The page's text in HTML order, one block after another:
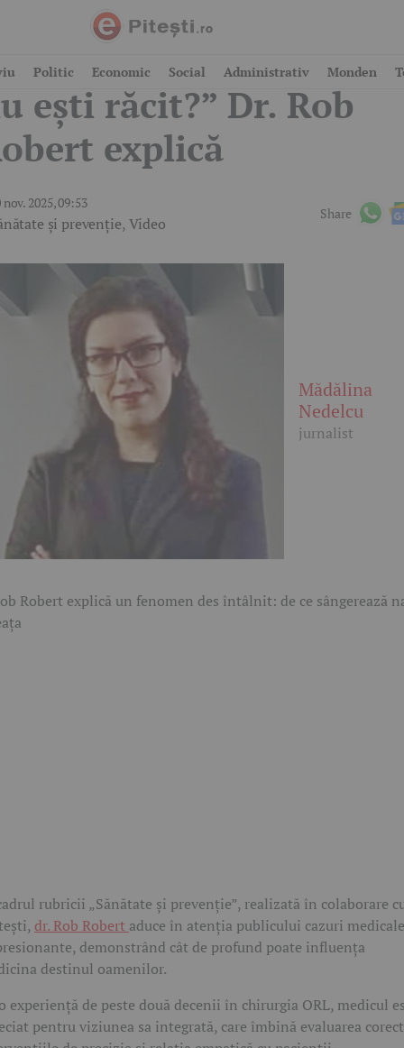
Politic Economic Social Administrativ Monden
nasul înfundat, deși
ești răcit?” Dr. Rob
explică
nov. 2025, 09:53
și prevenție,Video
Share
Mădălina
Nedelcu
jurnalist
rubricii „Sănătate și prevenție”, realizată în colaborare
dr. Rob Robert aduce în atenția publicului cazuri medicale
demonstrând cât de profund poate influența
destinul oamenilor.
experiență de peste două decenii în chirurgia ORL, medicul
pentru viziunea sa integrată, care îmbină evaluarea